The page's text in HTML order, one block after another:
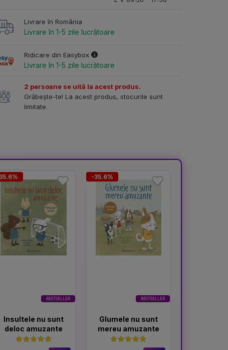
Livrare în România
Livrare în 1-5 zile lucrătoare
Ridicare din Easybox
Livrare în 1-5 zile lucrătoare
2 persoane se uită la acest produs.
Grăbește-te! La acest produs, stocurile sunt
limitate.
BESTSELLER
Insultele nu sunt
deloc amuzante
BESTSELLER
-35.6%
Glumele nu sunt
mereu amuzante